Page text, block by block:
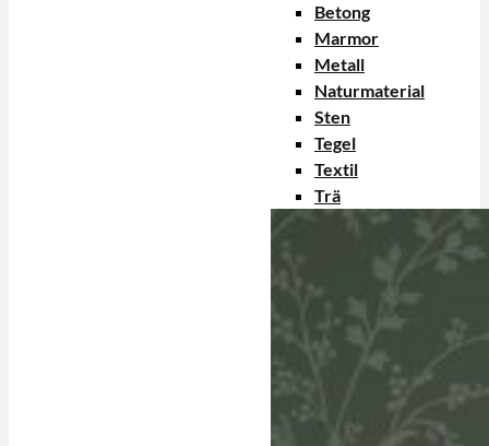
Betong
Marmor
Metall
Naturmaterial
Sten
Tegel
Textil
Trä